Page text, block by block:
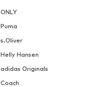
ONLY
Puma
s.Oliver
Helly Hansen
adidas Originals
Coach